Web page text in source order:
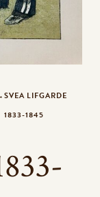
SVEA LIFGARDE
1833-1845